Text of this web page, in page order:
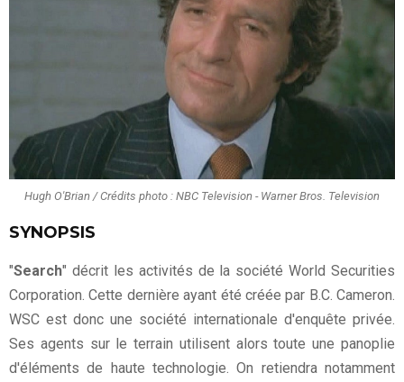
Hugh O'Brian / Crédits photo : NBC Television - Warner Bros. Television
SYNOPSIS
"Search" décrit les activités de la société World Securities
Corporation. Cette dernière ayant été créée par B.C. Cameron.
WSC est donc une société internationale d'enquête privée.
Ses agents sur le terrain utilisent alors toute une panoplie
d'éléments de haute technologie. On retiendra notamment